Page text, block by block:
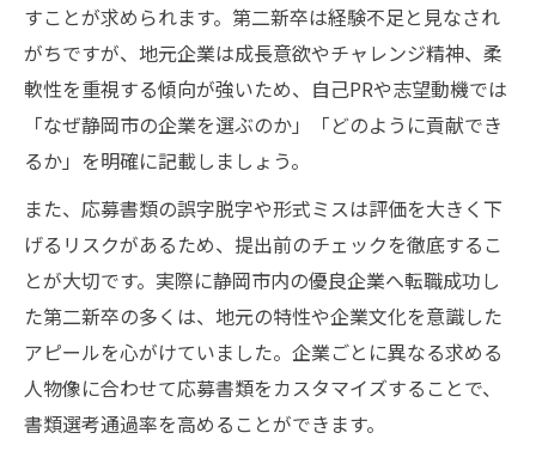
すことが求められます。第二新卒は経験不足と見なされ
がちですが、地元企業は成長意欲やチャレンジ精神、柔
軟性を重視する傾向が強いため、自己PRや志望動機では
「なぜ静岡市の企業を選ぶのか」「どのように貢献でき
るか」を明確に記載しましょう。
また、応募書類の誤字脱字や形式ミスは評価を大きく下
げるリスクがあるため、提出前のチェックを徹底するこ
とが大切です。実際に静岡市内の優良企業へ転職成功し
た第二新卒の多くは、地元の特性や企業文化を意識した
アピールを心がけていました。企業ごとに異なる求める
人物像に合わせて応募書類をカスタマイズすることで、
書類選考通過率を高めることができます。